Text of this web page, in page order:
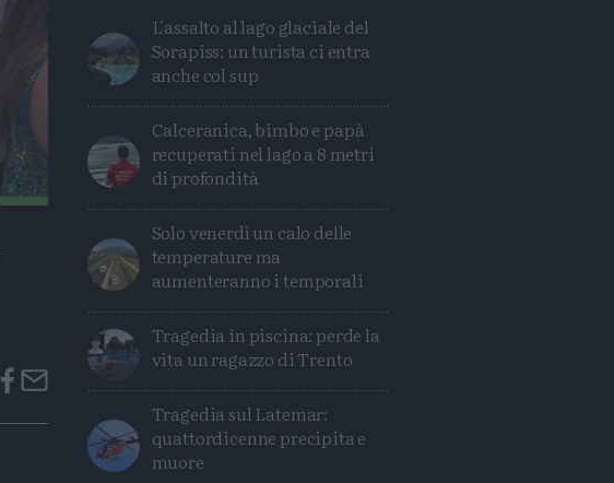
L'assalto al lago glaciale del
Sorapiss: un turista ci entra
anche col sup
Calceranica, bimbo e papà
recuperati nel lago a 8 metri
di profondità
Solo venerdì un calo delle
temperature ma
aumenteranno i temporali
Tragedia in piscina: perde la
vita un ragazzo di Trento
Tragedia sul Latemar:
quattordicenne precipita e
muore